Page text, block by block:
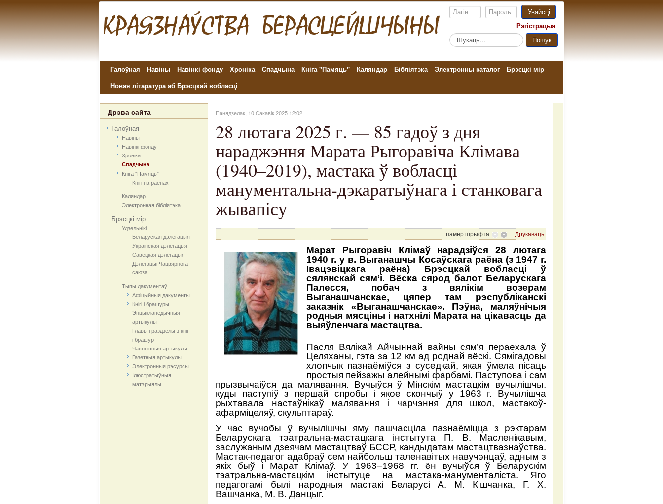
Увайсці
Рэгістрацыя
Пошук...
Пошук
Галоўная Навіны Навінкі фонду Хроніка Спадчына Кніга "Памяць" Каляндар Бібліятэка Электронны каталог
Брэсцкі мір
Новая літаратура аб Брэсцкай вобласці
Дрэва сайта
Галоўная
Навіны
Навінкі фонду
Хроніка
Спадчына
Кніга "Памяць"
Кнігі па раёнах
Каляндар
Электронная бібліятэка
Брэсцкі мір
Удзельнікі
Беларуская дэлегацыя
Украінская дэлегацыя
Савецкая дэлегацыя
Дэлегацыі Чацвярнога
саюза
Тыпы дакументаў
Афіцыйныя дакумeнты
Кнігі і брашуры
Энцыклапедычныя
артыкулы
Главы і раздзелы з кніг
і брашур
Часопісныя артыкулы
Газетныя артыкулы
Электронныя рэсурсы
Ілюстратыўныя
матэрыялы
Панядзелак, 10 Сакавік 2025 12:02
28 лютага 2025 г. — 85 гадоў з дня
нараджэння Марата Рыгоравіча Клімава
(1940–2019), мастака ў вобласці
манументальна-дэкаратыўнага і станковага
жывапісу
памер шрыфта Друкаваць
Марат Рыгоравіч Клімаў нарадзіўся 28 лютага
1940 г. у в. Выганашчы Косаўскага раёна (з 1947 г.
Івацэвіцкага раёна) Брэсцкай вобласці ў
сялянскай сям’і. Вёска сярод балот Беларускага
Палесся, побач з вялікім возерам
Выганашчанскае, цяпер там рэспубліканскі
заказнік «Выганашчанскае». Пэўна, маляўнічыя
родныя мясціны і натхнілі Марата на цікавасць да
выяўленчага мастацтва.
Пасля Вялікай Айчыннай вайны сям’я пераехала ў
Целяханы, гэта за 12 км ад роднай вёскі. Сямігадовы
хлопчык пазнаёміўся з суседкай, якая ўмела пісаць
простыя пейзажы алейнымі фарбамі. Паступова і сам
прызвычаіўся да малявання. Вучыўся ў Мінскім мастацкім вучылішчы,
куды паступіў з першай спробы і якое скончыў у 1963 г. Вучылішча
рыхтавала настаўнікаў малявання і чарчэння для школ, мастакоў-
афарміцеляў, скульптараў.
У час вучобы ў вучылішчы яму пашчасціла пазнаёміцца з рэктарам
Беларускага тэатральна-мастацкага інстытута П. В. Масленікавым,
заслужаным дзеячам мастацтваў БССР, кандыдатам мастацтвазнаўства.
Мастак-педагог адабраў сем найбольш таленавітых навучэнцаў, адным з
якіх быў і Марат Клімаў. У 1963–1968 гг. ён вучыўся ў Беларускім
тэатральна-мастацкім інстытуце на мастака-манументаліста. Яго
педагогамі былі народныя мастакі Беларусі А. М. Кішчанка, Г. Х.
Вашчанка, М. В. Данцыг.